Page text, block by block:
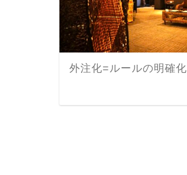
外注化=ルールの明確化